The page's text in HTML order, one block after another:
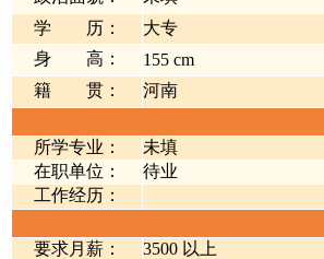
学 历：
大专
身 高：
155 cm
籍 贯：
河南
所学专业：
未填
在职单位：
待业
工作经历：
要求月薪：
3500 以上